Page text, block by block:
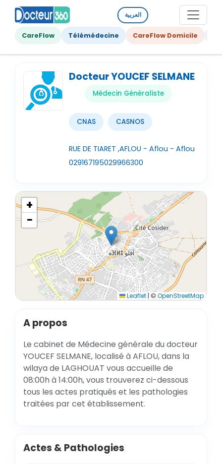
العربية
CareFlow Télémédecine CareFlow Domicile
Docteur YOUCEF SELMANE
Médecin Généraliste
CNAS CASNOS
RUE DE TIARET ,AFLOU - Aflou - Aflou
029167195029966300
+
−
Leaflet | ©OpenStreetMap
A propos
Le cabinet de Médecine générale du docteur
YOUCEF SELMANE, localisé à AFLOU, dans la
wilaya de LAGHOUAT vous accueille de
08:00h à 14:00h, vous trouverez ci-dessous
tous les actes pratiqués et les pathologies
traitées par cet établissement.
Actes & Pathologies